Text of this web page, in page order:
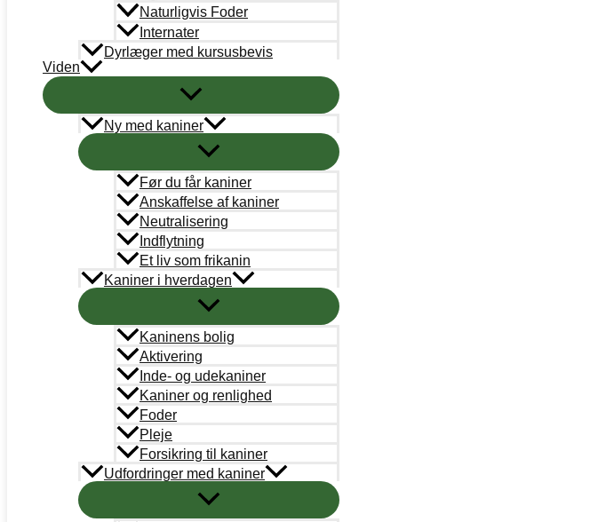
Naturligvis Foder
Internater
Dyrlæger med kursusbevis
Viden
Ny med kaniner
Før du får kaniner
Anskaffelse af kaniner
Neutralisering
Indflytning
Et liv som frikanin
Kaniner i hverdagen
Kaninens bolig
Aktivering
Inde- og udekaniner
Kaniner og renlighed
Foder
Pleje
Forsikring til kaniner
Udfordringer med kaniner
info@kaninvaernet.dk
akutteam@kaninvaernet.dk
NYTTIGE LINKS
Vores arbejde
Bestyrelse
Læringsportal
Kaninregister
Bliv medlem
Handelsbetingelser
Abonnementsbetingelser
PetDK